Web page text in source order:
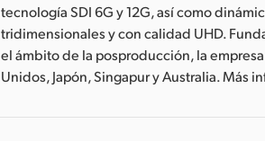
tecnología SDI 6G y 12G, así como
tridimensionales y con calidad UHD.
el ámbito de la posproducción, la
Unidos, Japón, Singapur y Australia.